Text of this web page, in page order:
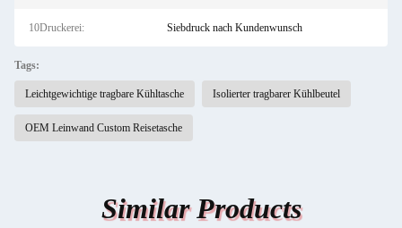
10Druckerei: Siebdruck nach Kundenwunsch
Tags:
Leichtgewichtige tragbare Kühltasche Isolierter tragbarer Kühlbeutel
OEM Leinwand Custom Reisetasche
Similar Products